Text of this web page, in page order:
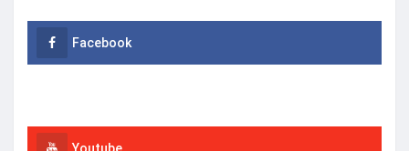
Facebook